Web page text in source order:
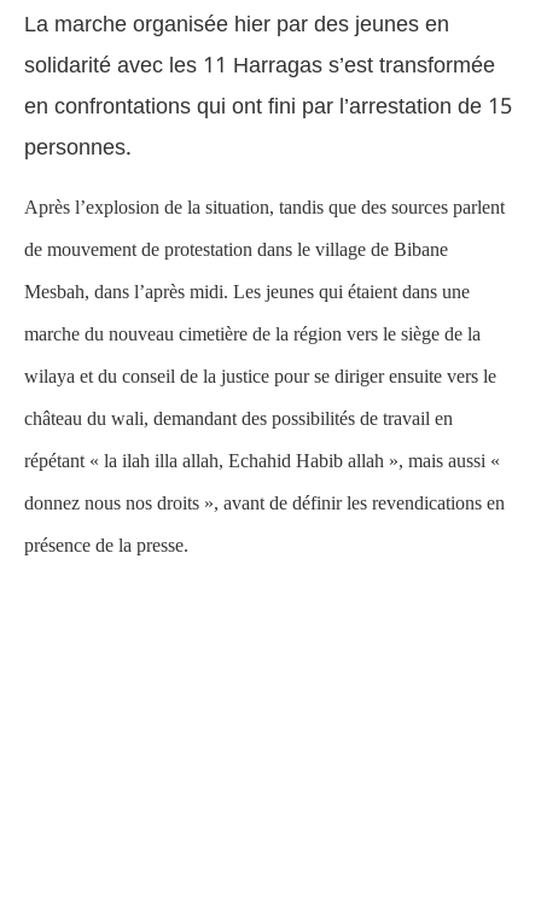
La marche organisée hier par des jeunes en
solidarité avec les 11 Harragas s’est transformée
en confrontations qui ont fini par l’arrestation de 15
personnes.
Après l’explosion de la situation, tandis que des sources parlent
de mouvement de protestation dans le village de Bibane
Mesbah, dans l’après midi. Les jeunes qui étaient dans une
marche du nouveau cimetière de la région vers le siège de la
wilaya et du conseil de la justice pour se diriger ensuite vers le
château du wali, demandant des possibilités de travail en
répétant « la ilah illa allah, Echahid Habib allah », mais aussi «
donnez nous nos droits », avant de définir les revendications en
présence de la presse.